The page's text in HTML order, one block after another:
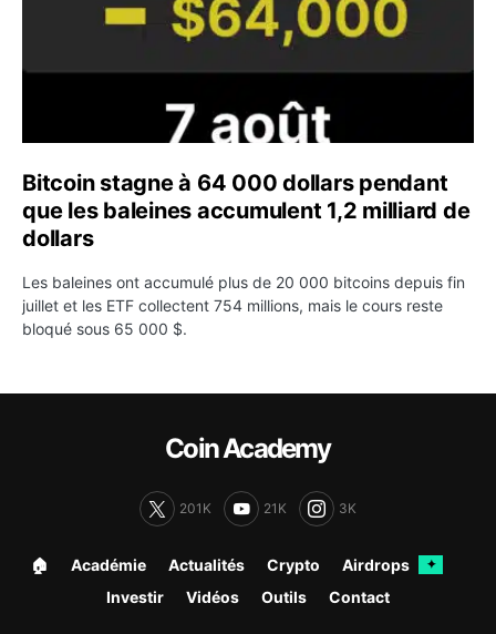
Bitcoin stagne à 64 000 dollars pendant
que les baleines accumulent 1,2 milliard de
dollars
Les baleines ont accumulé plus de 20 000 bitcoins depuis fin
juillet et les ETF collectent 754 millions, mais le cours reste
bloqué sous 65 000 $.
Coin Academy
201K 21K 3K
🏠︎ Académie Actualités Crypto Airdrops ✦
Investir Vidéos Outils Contact